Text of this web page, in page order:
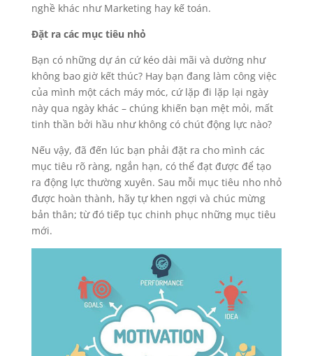
nghề khác như Marketing hay kế toán.
Đặt ra các mục tiêu nhỏ
Bạn có những dự án cứ kéo dài mãi và dường như
không bao giờ kết thúc? Hay bạn đang làm công việc
của mình một cách máy móc, cứ lặp đi lặp lại ngày
này qua ngày khác – chúng khiến bạn mệt mỏi, mất
tinh thần bởi hầu như không có chút động lực nào?
Nếu vậy, đã đến lúc bạn phải đặt ra cho mình các
mục tiêu rõ ràng, ngắn hạn, có thể đạt được để tạo
ra động lực thường xuyên. Sau mỗi mục tiêu nho nhỏ
được hoàn thành, hãy tự khen ngợi và chúc mừng
bản thân; từ đó tiếp tục chinh phục những mục tiêu
mới.